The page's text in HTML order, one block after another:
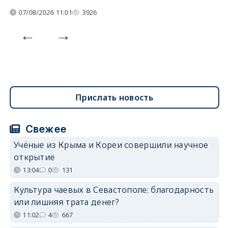
07/08/2026 11:01 3926
Прислать новость
Свежее
Учёные из Крыма и Кореи совершили научное
открытие
13:04 0 131
Культура чаевых в Севастополе: благодарность
или лишняя трата денег?
11:02 4 667